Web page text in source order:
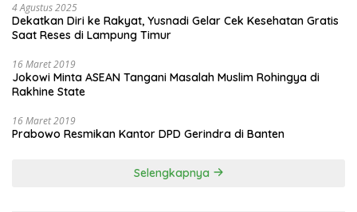
4 Agustus 2025
Dekatkan Diri ke Rakyat, Yusnadi Gelar Cek Kesehatan Gratis
Saat Reses di Lampung Timur
16 Maret 2019
Jokowi Minta ASEAN Tangani Masalah Muslim Rohingya di
Rakhine State
16 Maret 2019
Prabowo Resmikan Kantor DPD Gerindra di Banten
Selengkapnya